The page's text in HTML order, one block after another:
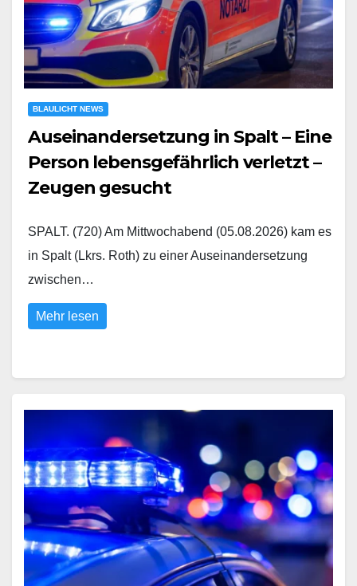
BLAULICHT NEWS
Auseinandersetzung in Spalt – Eine
Person lebensgefährlich verletzt –
Zeugen gesucht
SPALT. (720) Am Mittwochabend (05.08.2026) kam es
in Spalt (Lkrs. Roth) zu einer Auseinandersetzung
zwischen…
Mehr lesen